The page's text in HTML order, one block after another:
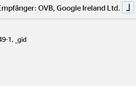
AG
OVB, Google Ireland Ltd.
1, _gid